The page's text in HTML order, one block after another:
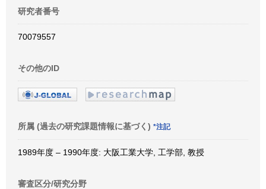
研究者番号
70079557
その他のID
所属 (過去の研究課題情報に基づく) *注記
1989年度 – 1990年度: 大阪工業大学, 工学部, 教授
審査区分/研究分野